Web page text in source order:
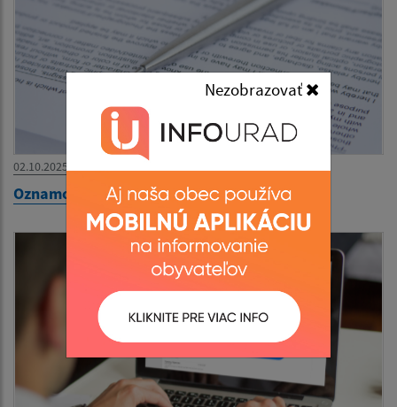
Nezobrazovať
02.10.2025
Oznamovanie protispoločenskej činnosti